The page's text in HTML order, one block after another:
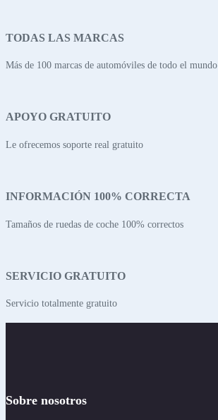
TODAS LAS MARCAS
Más de 100 marcas de automóviles de todo el mundo
APOYO GRATUITO
Le ofrecemos soporte real gratuito
INFORMACIÓN 100% CORRECTA
Tamaños de ruedas de coche 100% correctos
SERVICIO GRATUITO
Servicio totalmente gratuito
Sobre nosotros